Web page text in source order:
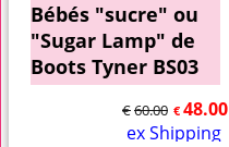
Bébés "sucre" ou
"Sugar Lamp" de
Boots Tyner BS03
€60.00 € 48.00
ex Shipping